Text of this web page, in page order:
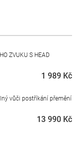
ZVUKU S HEAD
1 989 Kč
vůči postříkání přemění
13 990 Kč